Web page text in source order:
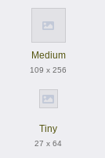
Medium
109 x 256
Tiny
27 x 64